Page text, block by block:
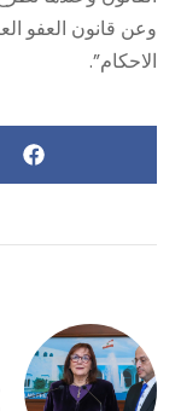
وعن قانون العفو
الاحكام”.